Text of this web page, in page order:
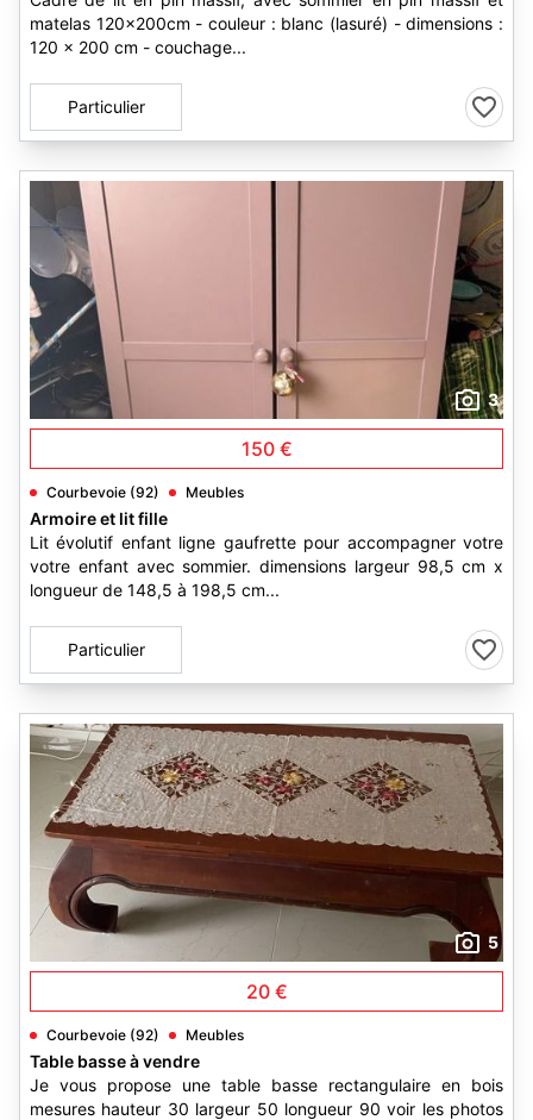
matelas 120x200cm - couleur : blanc (lasuré) - dimensions :
120 x 200 cm - couchage...
Particulier
3
150 €
Courbevoie (92) Meubles
Armoire et lit fille
Lit évolutif enfant ligne gaufrette pour accompagner votre
votre enfant avec sommier. dimensions largeur 98,5 cm x
longueur de 148,5 à 198,5 cm...
Particulier
5
20 €
Courbevoie (92) Meubles
Table basse à vendre
Je vous propose une table basse rectangulaire en bois
mesures hauteur 30 largeur 50 longueur 90 voir les photos